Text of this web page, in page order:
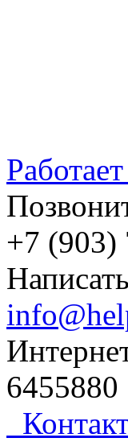
+7 (903)
6455880